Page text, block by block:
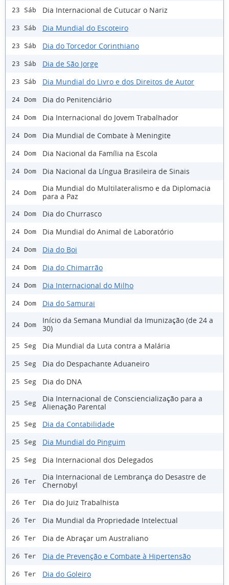
23 Sáb Dia Internacional de Cutucar o Nariz
23 Sáb Dia Mundial do Escoteiro
23 Sáb Dia do Torcedor Corinthiano
23 Sáb Dia de São Jorge
23 Sáb Dia Mundial do Livro e dos Direitos de Autor
24 Dom Dia do Penitenciário
24 Dom Dia Internacional do Jovem Trabalhador
24 Dom Dia Mundial de Combate à Meningite
24 Dom Dia Nacional da Família na Escola
24 Dom Dia Nacional da Língua Brasileira de Sinais
24 Dom
Dia Mundial do Multilateralismo e da Diplomacia
para a Paz
24 Dom Dia do Churrasco
24 Dom Dia Mundial do Animal de Laboratório
24 Dom Dia do Boi
24 Dom Dia do Chimarrão
24 Dom Dia Internacional do Milho
24 Dom Dia do Samurai
24 Dom
Início da Semana Mundial da Imunização (de 24 a
30)
25 Seg Dia Mundial da Luta contra a Malária
25 Seg Dia do Despachante Aduaneiro
25 Seg Dia do DNA
25 Seg
Dia Internacional de Consciencialização para a
Alienação Parental
25 Seg Dia da Contabilidade
25 Seg Dia Mundial do Pinguim
25 Seg Dia Internacional dos Delegados
26 Ter
Dia Internacional de Lembrança do Desastre de
Chernobyl
26 Ter Dia do Juiz Trabalhista
26 Ter Dia Mundial da Propriedade Intelectual
26 Ter Dia de Abraçar um Australiano
26 Ter Dia de Prevenção e Combate à Hipertensão
26 Ter Dia do Goleiro